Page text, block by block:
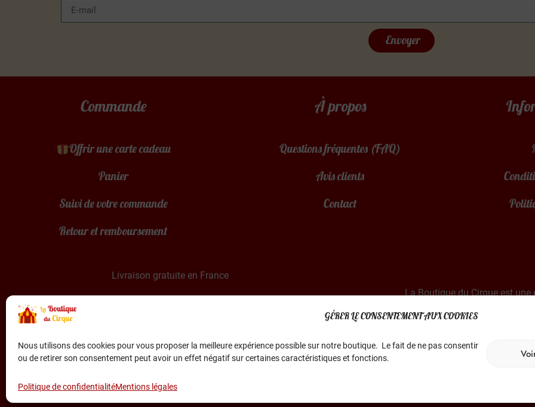
GÉRER LE CONSENTEMENT AUX COOKIES
Nous utilisons des cookies pour vous proposer la meilleure expérience possible sur notre boutique. Le fait de ne pas consentir
ou de retirer son consentement peut avoir un effet négatif sur certaines caractéristiques et fonctions.
Politique de confidentialitéMentions légales
Envoyer
Commande
Offrir une carte cadeau
Panier
Suivi de votre commande
Retour et remboursement
À propos
Questions fréquentes (FAQ)
Avis clients
Contact
Livraison gratuite en France
La Boutique du Cirque est